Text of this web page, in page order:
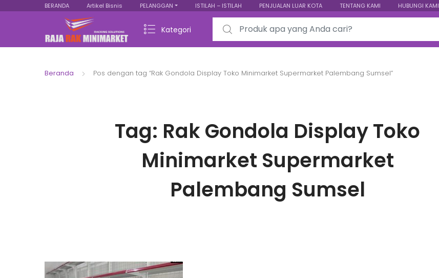
BERANDA Artikel Bisnis PELANGGAN ISTILAH – ISTILAH PENJUALAN LUAR KOTA TENTANG KAMI HUBUNGI KAMI
Kategori
Search for:
Beranda Pos dengan tag “Rak Gondola Display Toko Minimarket Supermarket Palembang Sumsel”
Tag: Rak Gondola Display Toko
Minimarket Supermarket
Palembang Sumsel